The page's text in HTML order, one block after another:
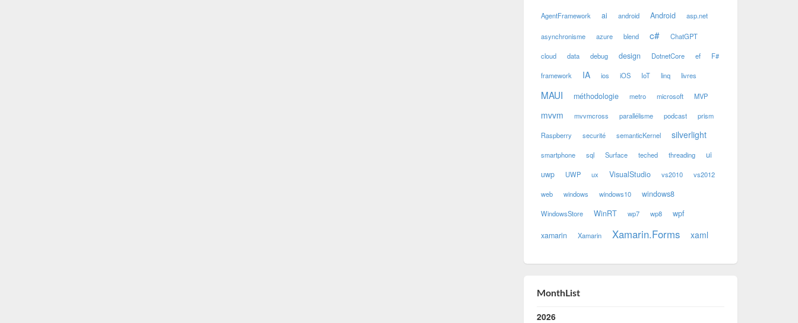
AgentFramework ai android Android asp.net
asynchronisme azure blend c# ChatGPT
cloud data debug design DotnetCore ef F#
framework IA ios iOS IoT linq livres
MAUI méthodologie metro microsoft MVP
mvvm mvvmcross parallélisme podcast prism
Raspberry securité semanticKernel silverlight
smartphone sql Surface teched threading
ui
uwp
UWP ux VisualStudio vs2010 vs2012
web windows windows10 windows8
WindowsStore WinRT wp7 wp8 wpf
xamarin Xamarin Xamarin.Forms xaml
MonthList
2026